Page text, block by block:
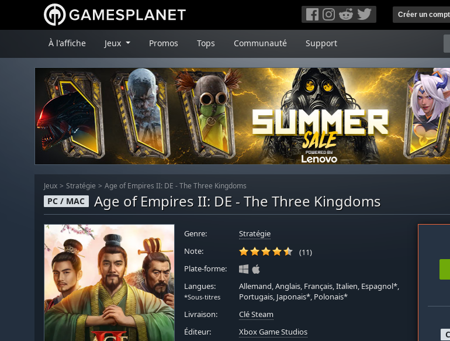
Créer un
À l'affiche Jeux Promos Tops Communauté Support
Jeux Stratégie Age of Empires II: DE - The Three Kingdoms
PC / MAC Age of Empires II: DE - The Three Kingdoms
Genre:
Stratégie
Note:
(11)
Plate-forme:
Langues:
*Sous-titres
Allemand, Anglais, Français, Italien, Espagnol*,
Portugais, Japonais*, Polonais*
Livraison:
Clé Steam
Éditeur:
Xbox Game Studios